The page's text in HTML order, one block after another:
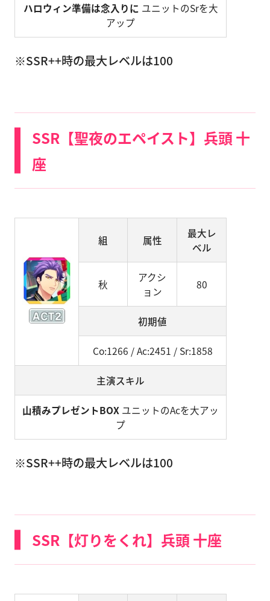
ハロウィン準備は念入りに ユニットのSrを大
アップ
※SSR++時の最大レベルは100
SSR【聖夜のエペイスト】兵頭 十
座
組 属性
最大レ
ベル
秋
アクシ
ョン
80
初期値
Co:1266 / Ac:2451 / Sr:1858
主演スキル
山積みプレゼントBOX ユニットのAcを大アッ
プ
※SSR++時の最大レベルは100
SSR【灯りをくれ】兵頭 十座